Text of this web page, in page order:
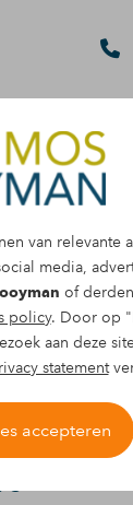
van relevante
media,
of
policy. Door op
aan deze
statement
accepteren